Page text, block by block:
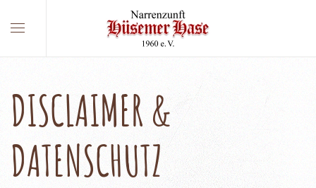
DISCLAIMER &
DATENSCHUTZ